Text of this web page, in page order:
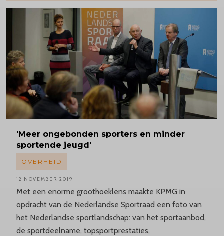
'Meer ongebonden sporters en minder
sportende jeugd'
Met een enorme groothoeklens maakte KPMG in
opdracht van de Nederlandse Sportraad een foto van
het Nederlandse sportlandschap: van het sportaanbod,
de sportdeelname, topsportprestaties,
OVERHEID
12 NOVEMBER 2019